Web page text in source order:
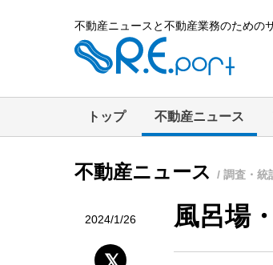
不動産ニュースと不動産業務のための
トップ 不動産ニュース
不動産ニュース / 調査・統
2024/1/26 風呂場